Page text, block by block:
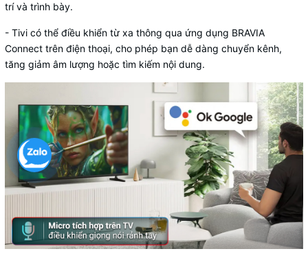
trí và trình bày.
- Tivi có thể điều khiển từ xa thông qua ứng dụng BRAVIA
Connect trên điện thoại, cho phép bạn dễ dàng chuyển kênh,
tăng giảm âm lượng hoặc tìm kiếm nội dung.